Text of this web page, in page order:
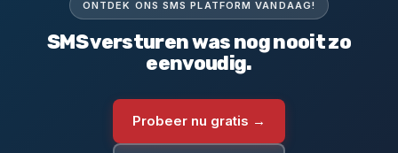
ONTDEK ONS SMS PLATFORM VANDAAG!
SMS versturen was nog nooit zo
eenvoudig.
Probeer nu gratis →